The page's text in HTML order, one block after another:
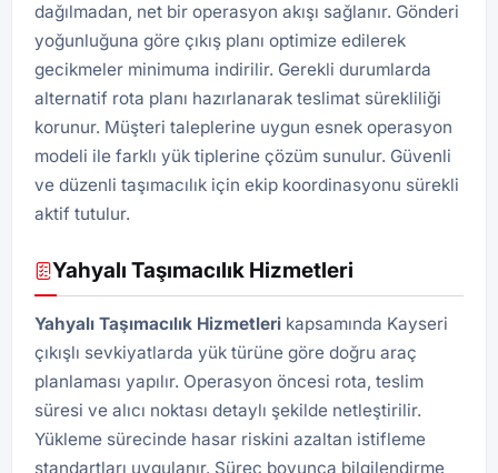
dağılmadan, net bir operasyon akışı sağlanır. Gönderi
yoğunluğuna göre çıkış planı optimize edilerek
gecikmeler minimuma indirilir. Gerekli durumlarda
alternatif rota planı hazırlanarak teslimat sürekliliği
korunur. Müşteri taleplerine uygun esnek operasyon
modeli ile farklı yük tiplerine çözüm sunulur. Güvenli
ve düzenli taşımacılık için ekip koordinasyonu sürekli
aktif tutulur.
Yahyalı Taşımacılık Hizmetleri
Yahyalı Taşımacılık Hizmetleri kapsamında Kayseri
çıkışlı sevkiyatlarda yük türüne göre doğru araç
planlaması yapılır. Operasyon öncesi rota, teslim
süresi ve alıcı noktası detaylı şekilde netleştirilir.
Yükleme sürecinde hasar riskini azaltan istifleme
standartları uygulanır. Süreç boyunca bilgilendirme